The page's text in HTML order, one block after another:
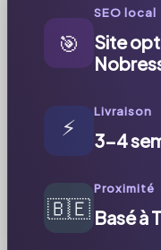
🎯
SEO local
Site
⚡
Livraison
3-4
🇧🇪
Proximité
Basé à